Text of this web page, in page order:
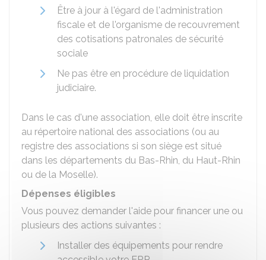
Être à jour à l'égard de l'administration
fiscale et de l'organisme de recouvrement
des cotisations patronales de sécurité
sociale
Ne pas être en procédure de liquidation
judiciaire.
Dans le cas d'une association, elle doit être inscrite
au répertoire national des associations (ou au
registre des associations si son siège est situé
dans les départements du Bas-Rhin, du Haut-Rhin
ou de la Moselle).
Dépenses éligibles
Vous pouvez demander l'aide pour financer une ou
plusieurs des actions suivantes :
Installer des équipements pour rendre